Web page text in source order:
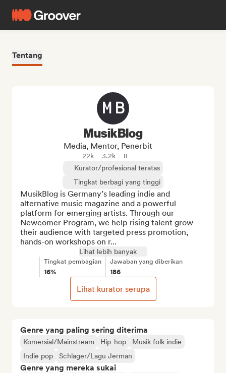
Tentang
Genre yang paling sering diterima
Komersial/Mainstream Hip-hop
Musik folk indie
Indie pop
Schlager/Lagu Jerman
Genre yang mereka sukai
MusikBlog
Media, Mentor, Penerbit
22k 3.2k
8
Kurator/profesional teratas
Tingkat berbagi yang tinggi
MusikBlog is Germany’s leading indie and
alternative music magazine and a powerful
platform for emerging artists. Through our
Newcomer Program, we help rising talent grow
their audience with targeted press promotion,
hands-on workshops on r...
Lihat lebih banyak
Tingkat pembagian
16%
Jawaban yang diberikan
186
Lihat kurator serupa